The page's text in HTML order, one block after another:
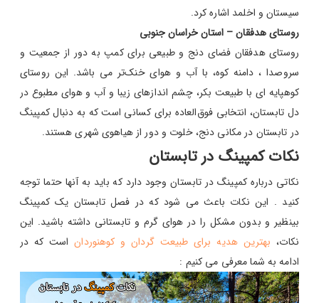
سیستان و اخلمد اشاره کرد.
روستای هدفقان – استان خراسان جنوبی
روستای هدفقان فضای دنج و طبیعی برای کمپ به دور از جمعیت و
سروصدا ، دامنه کوه، با آب‌ و هوای خنک‌تر می باشد. این روستای
کوهپایه‌ ای با طبیعت بکر، چشم‌ اندازهای زیبا و آب‌ و هوای مطبوع در
دل تابستان، انتخابی فوق‌العاده برای کسانی است که به دنبال کمپینگ
در تابستان در مکانی دنج، خلوت و دور از هیاهوی شهری هستند.
نکات کمپینگ در تابستان
نکاتی درباره کمپینگ در تابستان وجود دارد که باید به آنها حتما توجه
کنید . این نکات باعث می شود که در فصل تابستان یک کمپینگ
بینظیر و بدون مشکل را در هوای گرم و تابستانی داشته باشید. این
نکات، بهترین هدیه برای طبیعت گردان و کوهنورداناست که در
ادامه به شما معرفی می کنیم :